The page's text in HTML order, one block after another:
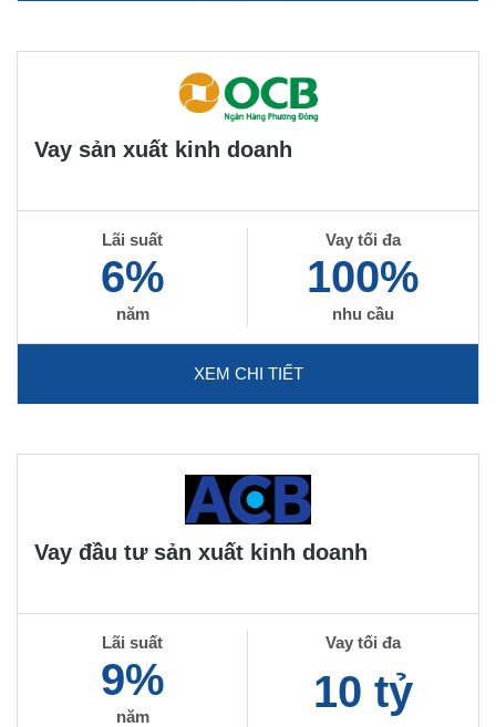
Vay sản xuất kinh doanh
Lãi suất
6%
năm
Vay tối đa
100%
nhu cầu
XEM CHI TIẾT
Vay đầu tư sản xuất kinh doanh
Lãi suất
9%
năm
Vay tối đa
10 tỷ